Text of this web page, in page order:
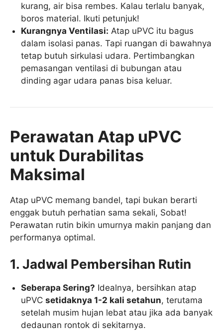
kurang, air bisa rembes. Kalau terlalu banyak,
boros material. Ikuti petunjuk!
Kurangnya Ventilasi: Atap uPVC itu bagus
dalam isolasi panas. Tapi ruangan di bawahnya
tetap butuh sirkulasi udara. Pertimbangkan
pemasangan ventilasi di bubungan atau
dinding agar udara panas bisa keluar.
Perawatan Atap uPVC
untuk Durabilitas
Maksimal
Atap uPVC memang bandel, tapi bukan berarti
enggak butuh perhatian sama sekali, Sobat!
Perawatan rutin bikin umurnya makin panjang dan
performanya optimal.
1. Jadwal Pembersihan Rutin
Seberapa Sering? Idealnya, bersihkan atap
uPVCsetidaknya 1-2 kali setahun, terutama
setelah musim hujan lebat atau jika ada banyak
dedaunan rontok di sekitarnya.